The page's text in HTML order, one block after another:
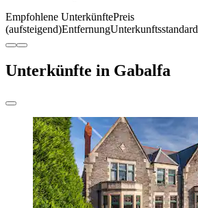
Empfohlene UnterkünftePreis
(aufsteigend)EntfernungUnterkunftsstandard
Unterkünfte in Gabalfa